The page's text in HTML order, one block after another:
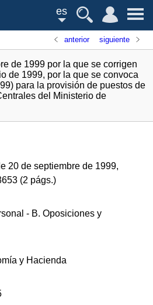
es
anterior siguiente
de 1999 por la que se corrigen
de 1999, por la que se convoca
para la provisión de puestos de
del Ministerio de
20 de septiembre de 1999,
(2 págs.)
- B. Oposiciones y
y Hacienda